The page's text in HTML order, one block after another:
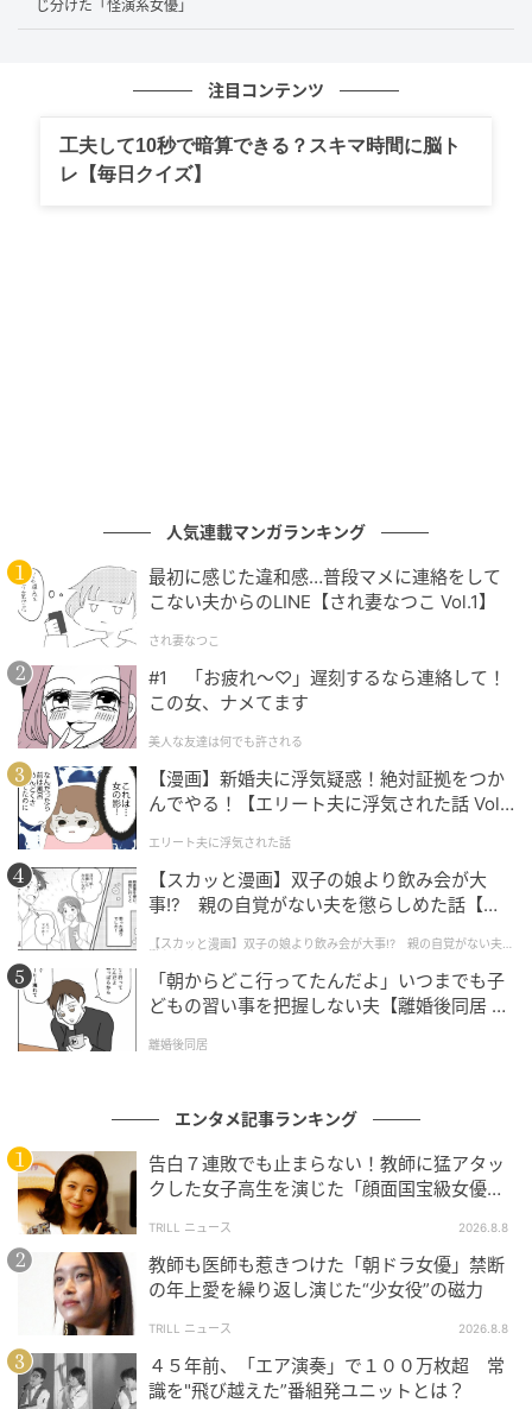
場」に放り込まれてきたことだ。2023年には、帝国劇
場の『Endless SHOCK』に立った。堂本光一が長く主
演を務めてきた、舞台の世界でも特別な作品である。
そして深田はその信頼に、毎回きちんと応えてきた。
一度見つけた人が安心して次を任せられる。そういう
積み重ねが、静かに彼の足場を広げていった。
声を張らない芝居でまた呼ばれる
深田が与えられる役には、ある共通点がある。静かな
のに、どこか質が違う。2024年のドラマ『若草物語―
恋する姉妹と恋せぬ私―』（日本テレビ系）では、ミ
ステリアスな「沼オトコ」沼田を演じた。つかみどこ
ろがないのに目を引く、不思議な存在感の役どころ
だ。同じ年にはドラマ『マイストロベリーフィルム』
（毎日放送）でも、4人主演の一角を務めている。
派手に感情を爆発させるのではなく、内側の熱で役を
立ち上げる。クールで目立ちたくない男を、目立たな
に見えて、画面の中ではちゃんと生きている。その難
しいことを、深田はさらりとやってのける。だから一
度任せた現場は、また彼を呼ぶ。見つけた人が、もう
一度見つけたくなるのだ。
見つけられた側が真ん中に立つ
2026年、深田はまた一つ、新しい場所に呼ばれた。
じ分けた「怪演系女優」
注目コンテンツ
工夫して10秒で暗算できる？スキマ時間に脳ト
レ【毎日クイズ】
人気連載マンガランキング
最初に感じた違和感…普段マメに連絡をして
こない夫からのLINE【され妻なつこ Vol.1】
され妻なつこ
#1 「お疲れ〜♡」遅刻するなら連絡して！
この女、ナメてます
美人な友達は何でも許される
【漫画】新婚夫に浮気疑惑！絶対証拠をつか
んでやる！【エリート夫に浮気された話 Vol.
エリート夫に浮気された話
【スカッと漫画】双子の娘より飲み会が大
事!? 親の自覚がない夫を懲らしめた話【第1
【スカッと漫画】双子の娘より飲み会が大事!? 親の自覚がない夫を
懲らしめた話
「朝からどこ行ってたんだよ」いつまでも子
どもの習い事を把握しない夫【離婚後同居 Vo
離婚後同居
エンタメ記事ランキング
告白７連敗でも止まらない！教師に猛アタッ
クした女子高生を演じた「顔面国宝級女優」
TRILL ニュース 2026.8.8
教師も医師も惹きつけた「朝ドラ女優」禁断
の年上愛を繰り返し演じた“少女役”の磁力
TRILL ニュース 2026.8.8
４５年前、「エア演奏」で１００万枚超 常
識を"飛び越えた”番組発ユニットとは？